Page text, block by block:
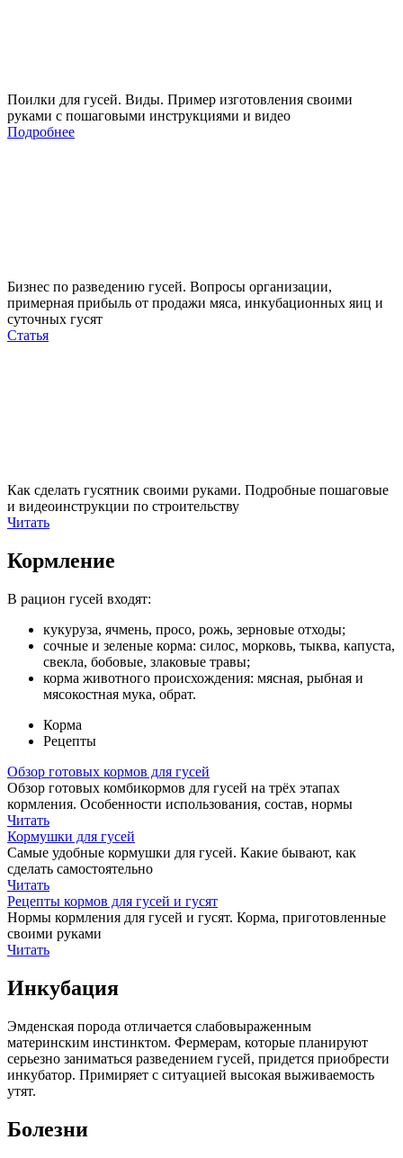
Поилки для гусей. Виды. Пример изготовления своими
руками с пошаговыми инструкциями и видео
Подробнее
Бизнес по разведению гусей. Вопросы организации,
примерная прибыль от продажи мяса, инкубационных яиц и
суточных гусят
Статья
Как сделать гусятник своими руками. Подробные пошаговые
и видеоинструкции по строительству
Читать
Кормление
В рацион гусей входят:
кукуруза, ячмень, просо, рожь, зерновые отходы;
сочные и зеленые корма: силос, морковь, тыква, капуста,
свекла, бобовые, злаковые травы;
корма животного происхождения: мясная, рыбная и
мясокостная мука, обрат.
Корма
Рецепты
Обзор готовых кормов для гусей
Обзор готовых комбикормов для гусей на трёх этапах
кормления. Особенности использования, состав, нормы
Читать
Кормушки для гусей
Самые удобные кормушки для гусей. Какие бывают, как
сделать самостоятельно
Читать
Рецепты кормов для гусей и гусят
Нормы кормления для гусей и гусят. Корма, приготовленные
своими руками
Читать
Инкубация
Эмденская порода отличается слабовыраженным
материнским инстинктом. Фермерам, которые планируют
серьезно заниматься разведением гусей, придется приобрести
инкубатор. Примиряет с ситуацией высокая выживаемость
утят.
Болезни